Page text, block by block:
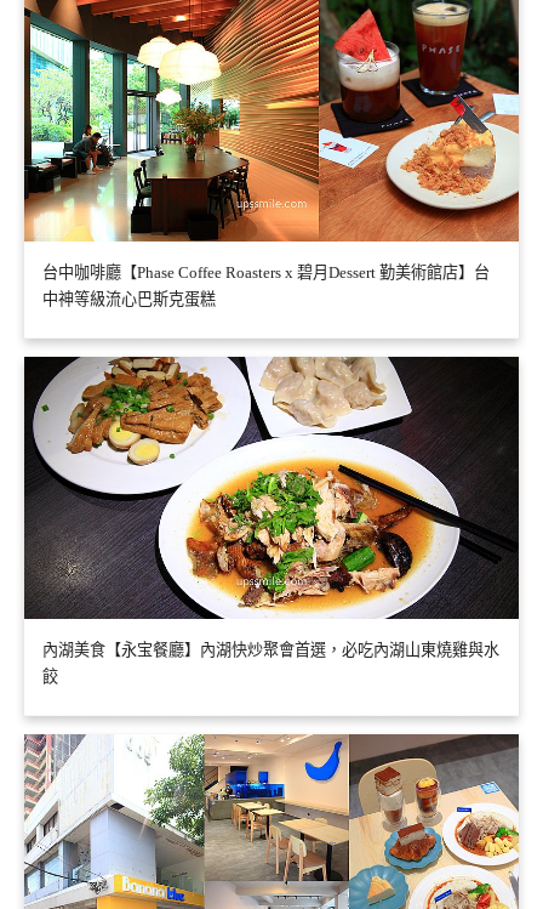
台中咖啡廳【Phase Coffee Roasters x 碧月Dessert 勤美術館店】台
中神等級流心巴斯克蛋糕
內湖美食【永宝餐廳】內湖快炒聚會首選，必吃內湖山東燒雞與水
餃